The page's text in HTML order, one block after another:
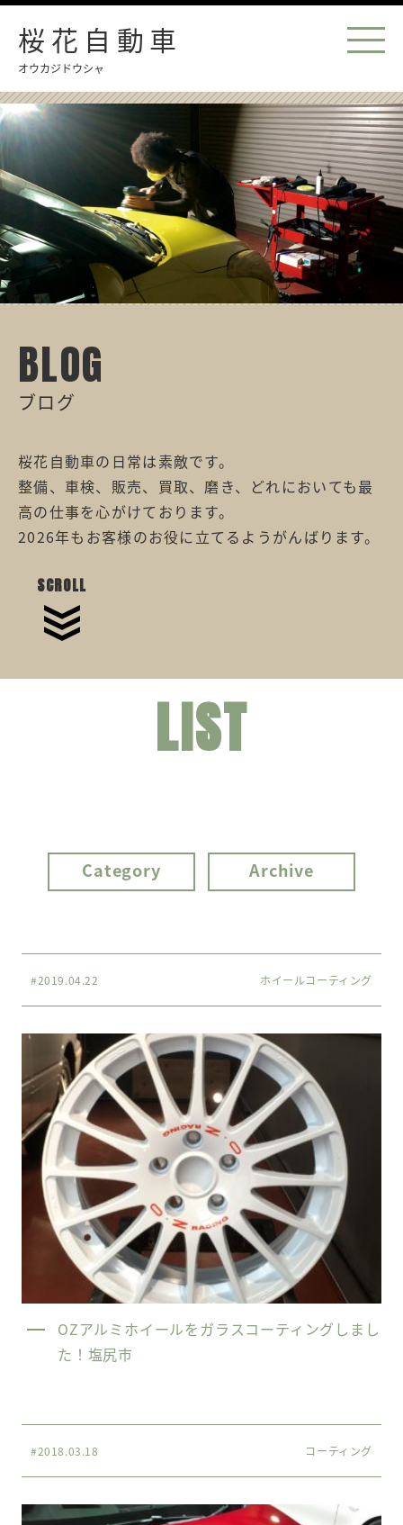
桜花自動車
オウカジドウシャ
BLOG
ブログ
桜花自動車の日常は素敵です。
整備、車検、販売、買取、磨き、どれにおいても最
高の仕事を心がけております。
2026年もお客様のお役に立てるようがんばります。
SCROLL
LIST
Category Archive
#2019.04.22 ホイールコーティング
OZアルミホイールをガラスコーティングしまし
た！塩尻市
#2018.03.18 コーティング